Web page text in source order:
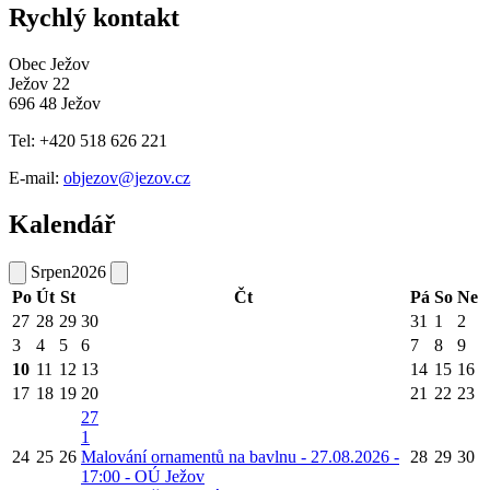
Rychlý kontakt
Obec Ježov
Ježov 22
696 48 Ježov
Tel: +420 518 626 221
E-mail: objezov@jezov.cz
Kalendář
Srpen2026
Po Út St Čt Pá So Ne
27 28 29 30 31 1
2
3
4 5 6 7 8
9
10 11 12 13 14 15 16
17 18 19 20 21 22 23
24 25 26
27
1
Malování ornamentů na bavlnu - 27.08.2026 -
17:00 - OÚ Ježov
28 29 30